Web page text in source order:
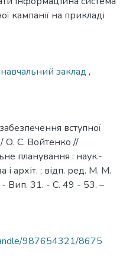
кампанії на прикладі
навчальний заклад ,
вступної
/ О. С. Войтенко //
планування : наук.-
і архіт. ; відп. ред. М. М.
Вип. 31. - С. 49 - 53. –
987654321/8675